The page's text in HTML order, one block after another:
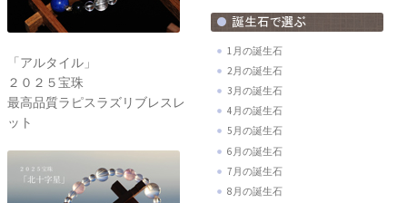
「アルタイル」
２０２５宝珠
最高品質ラピスラズリブレスレ
ット
1月の誕生石
2月の誕生石
3月の誕生石
4月の誕生石
5月の誕生石
6月の誕生石
7月の誕生石
8月の誕生石